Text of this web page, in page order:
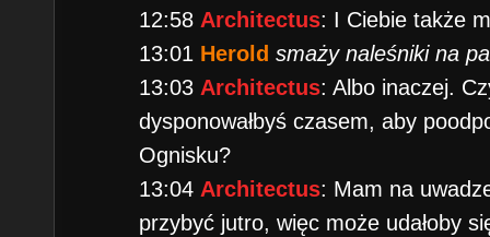
12:58 Architectus: I Ciebie także
13:01 Herold smaży naleśniki na
13:03 Architectus: Albo inaczej.
dysponowałbyś czasem, aby
Ognisku?
13:04 Architectus: Mam na
przybyć jutro, więc może udałoby